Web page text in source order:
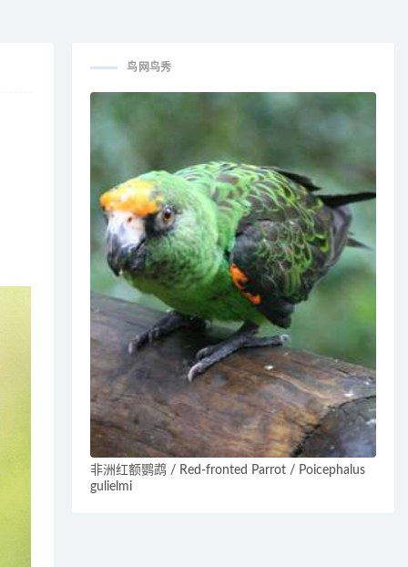
鸟网鸟秀
非洲红额鹦鹉 / Red-fronted Parrot / Poicephalus
gulielmi